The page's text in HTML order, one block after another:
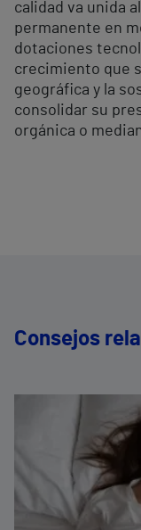
calidad va unida
permanente en
dotaciones
crecimiento que
geográfica y la
consolidar su
orgánica o
Consejos